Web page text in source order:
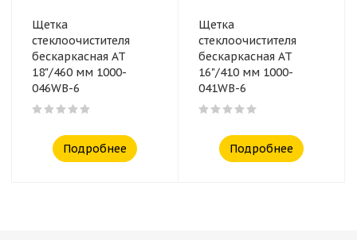
Щетка
стеклоочистителя
бескаркасная AT
18"/460 мм 1000-
046WB-6
Подробнее
Щетка
стеклоочистителя
бескаркасная AT
16"/410 мм 1000-
041WB-6
Подробнее